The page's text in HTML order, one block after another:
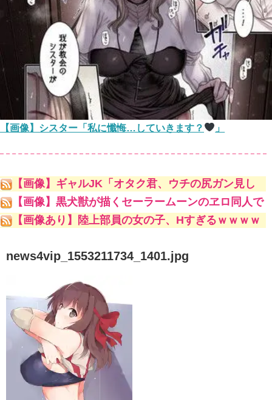
【画像】シスター「私に懺悔…していきます？ 」
【画像】ギャルJK「オタク君、ウチの尻ガン見し
ててキモいよw」
【画像】黒犬獣が描くセーラームーンのヱロ同人で
一番抜けるキャラといえばｗｗｗｗｗｗ
【画像あり】陸上部員の女の子、Hすぎるｗｗｗｗ
news4vip_1553211734_1401.jpg